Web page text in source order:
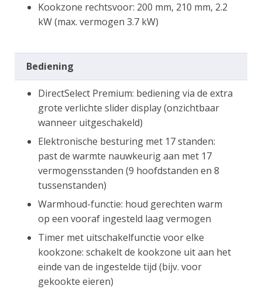
Kookzone rechtsvoor: 200 mm, 210 mm, 2.2
kW (max. vermogen 3.7 kW)
Bediening
DirectSelect Premium: bediening via de extra
grote verlichte slider display (onzichtbaar
wanneer uitgeschakeld)
Elektronische besturing met 17 standen:
past de warmte nauwkeurig aan met 17
vermogensstanden (9 hoofdstanden en 8
tussenstanden)
Warmhoud-functie: houd gerechten warm
op een vooraf ingesteld laag vermogen
Timer met uitschakelfunctie voor elke
kookzone: schakelt de kookzone uit aan het
einde van de ingestelde tijd (bijv. voor
gekookte eieren)